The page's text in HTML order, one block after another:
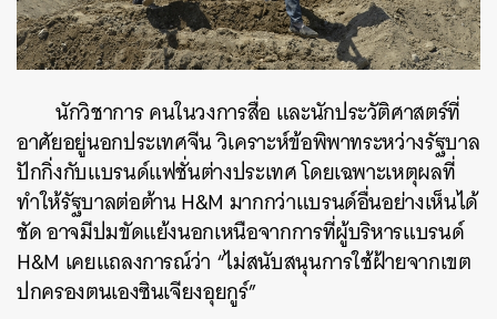
นักวิชาการ คนในวงการสื่อ และนักประวัติศาสตร์ที่
อาศัยอยู่นอกประเทศจีน วิเคราะห์ข้อพิพาทระหว่างรัฐบาล
ปักกิ่งกับแบรนด์แฟชั่นต่างประเทศ โดยเฉพาะเหตุผลที่
ทำให้รัฐบาลต่อต้าน H&M มากกว่าแบรนด์อื่นอย่างเห็นได้
ชัด อาจมีปมขัดแย้งนอกเหนือจากการที่ผู้บริหารแบรนด์
H&M เคยแถลงการณ์ว่า “ไม่สนับสนุนการใช้ฝ้ายจากเขต
ปกครองตนเองซินเจียงอุยกูร์”